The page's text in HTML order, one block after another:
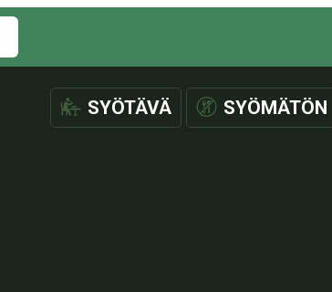
SYÖTÄVÄ SYÖMÄTÖN